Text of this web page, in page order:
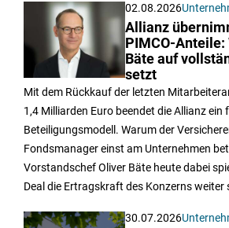
02.08.2026
Allianz
PIMCO-
Bäte auf
setzt
Mit dem Rückkauf der letzten
1,4 Milliarden Euro beendet die Allianz
Beteiligungsmodell. Warum der
Fondsmanager einst am Unternehmen
Vorstandschef Oliver Bäte heute dabei
Deal die Ertragskraft des Konzerns weiter
30.07.2026